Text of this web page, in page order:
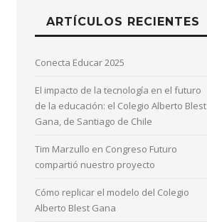
ARTÍCULOS RECIENTES
Conecta Educar 2025
El impacto de la tecnología en el futuro
de la educación: el Colegio Alberto Blest
Gana, de Santiago de Chile
Tim Marzullo en Congreso Futuro
compartió nuestro proyecto
Cómo replicar el modelo del Colegio
Alberto Blest Gana